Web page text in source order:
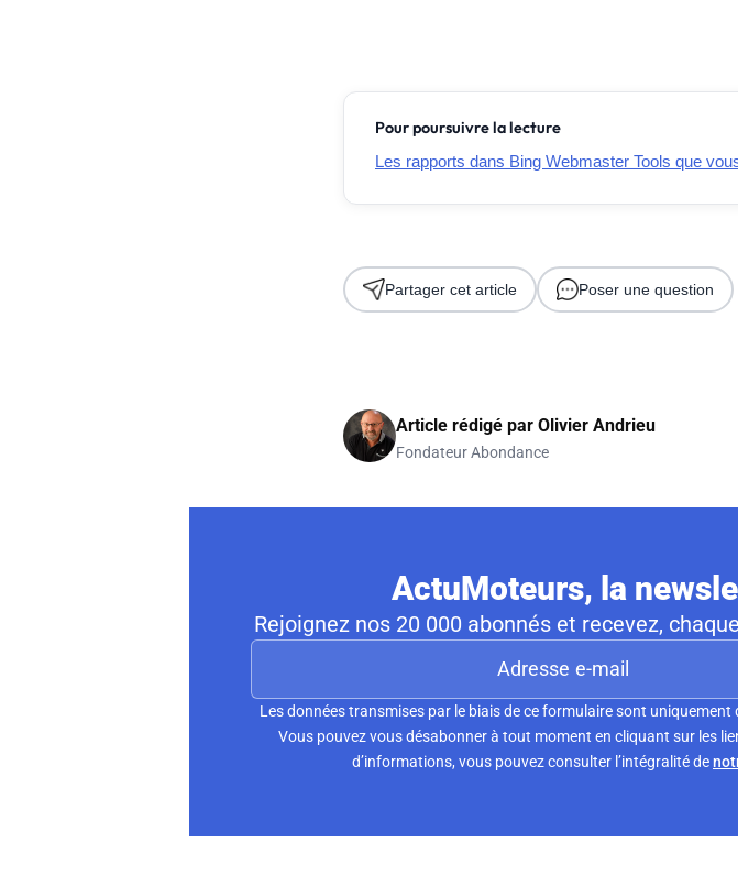
Pour poursuivre la lecture
Les rapports dans Bing Webmaster Tools que
Partager cet article Poser une question
Article rédigé par Olivier Andrieu
Fondateur Abondance
ActuMoteurs, la
Rejoignez nos 20 000 abonnés et recevez,
Les données transmises par le biais de ce formulaire sont
Vous pouvez vous désabonner à tout moment en cliquant sur les
d’informations, vous pouvez consulter l’intégralité de